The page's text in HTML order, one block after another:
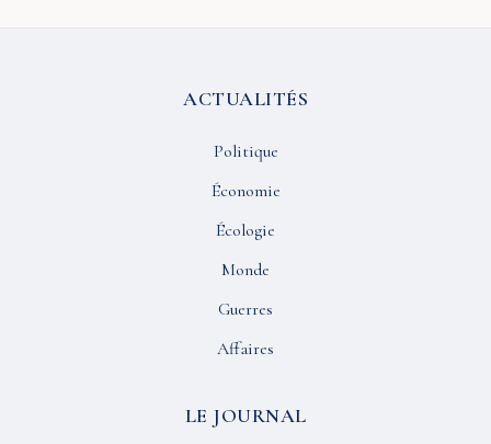
ACTUALITÉS
Politique
Économie
Écologie
Monde
Guerres
Affaires
LE JOURNAL